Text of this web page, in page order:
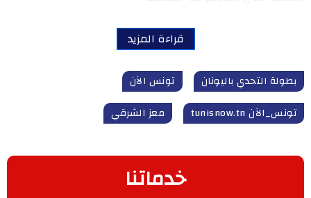
قراءة المزيد
بطولة التحدي باليونان
تونس الآن
تونس_الآن tunisnow.tn
معز الشرقي
خدماتنا